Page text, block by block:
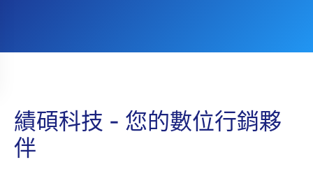
績碩科技 - 您的數位行銷夥
伴